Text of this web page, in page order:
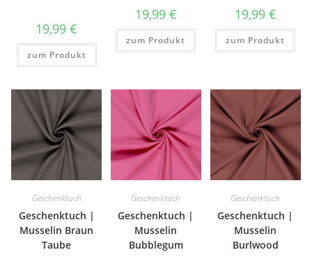
19,99€
zum Produkt
19,99 €
zum Produkt
19,99 €
zum Produkt
Geschenktuch
Geschenktuch |
Musselin Braun
Taube
Geschenktuch
Geschenktuch |
Musselin
Bubblegum
Geschenktuch
Geschenktuch |
Musselin
Burlwood